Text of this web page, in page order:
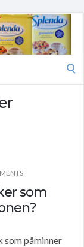
som
som påminner